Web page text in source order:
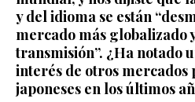
y del idioma se están
mercado más globalizado
transmisión”. ¿Ha notado
interés de otros mercados
japoneses en los últimos